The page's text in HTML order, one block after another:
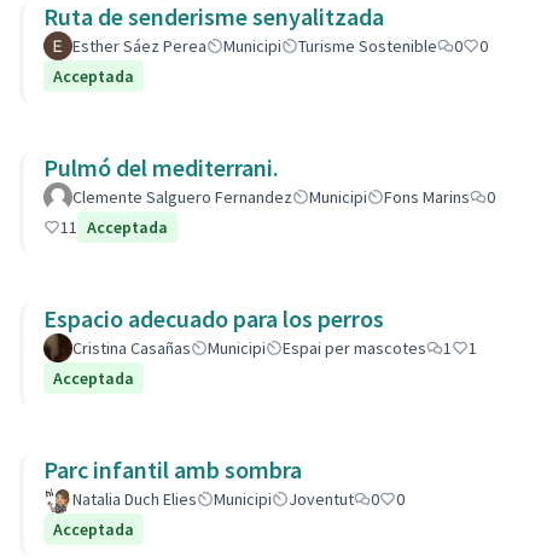
Ruta de senderisme senyalitzada
Esther Sáez Perea Municipi Turisme Sostenible 0
0
Acceptada
Pulmó del mediterrani.
Clemente Salguero Fernandez Municipi Fons Marins
0
11 Acceptada
Espacio adecuado para los perros
Cristina Casañas Municipi Espai per mascotes 1
1
Acceptada
Parc infantil amb sombra
Natalia Duch Elies Municipi Joventut 0
0
Acceptada